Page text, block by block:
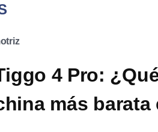
4 Pro:
más